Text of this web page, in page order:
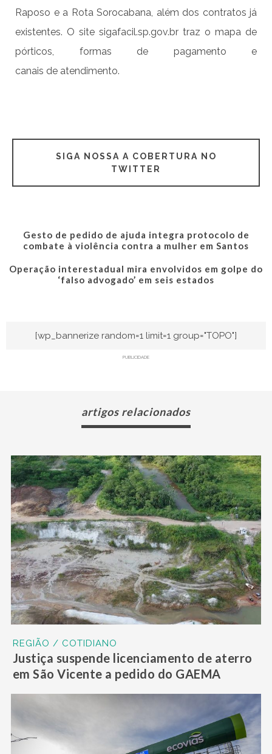
Raposo e a Rota Sorocabana, além dos contratos já
existentes. O site sigafacil.sp.gov.br traz o mapa de
pórticos, formas de pagamento e
canais de atendimento.
SIGA NOSSA A COBERTURA NO
TWITTER
Gesto de pedido de ajuda integra protocolo de
combate à violência contra a mulher em Santos
Operação interestadual mira envolvidos em golpe do
‘falso advogado’ em seis estados
[wp_bannerize random=1 limit=1 group="TOPO"]
PUBLICIDADE
artigos relacionados
REGIÃO / COTIDIANO
Justiça suspende licenciamento de aterro
em São Vicente a pedido do GAEMA